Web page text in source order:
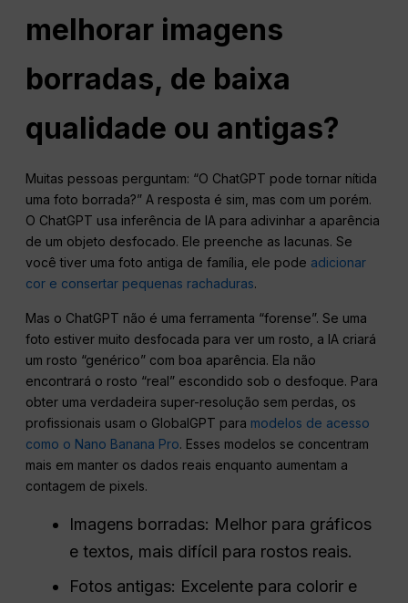
melhorar imagens
borradas, de baixa
qualidade ou antigas?
Muitas pessoas perguntam: “O ChatGPT pode tornar nítida
uma foto borrada?” A resposta é sim, mas com um porém.
O ChatGPT usa inferência de IA para adivinhar a aparência
de um objeto desfocado. Ele preenche as lacunas. Se
você tiver uma foto antiga de família, ele pode adicionar
cor e consertar pequenas rachaduras.
Mas o ChatGPT não é uma ferramenta “forense”. Se uma
foto estiver muito desfocada para ver um rosto, a IA criará
um rosto “genérico” com boa aparência. Ela não
encontrará o rosto “real” escondido sob o desfoque. Para
obter uma verdadeira super-resolução sem perdas, os
profissionais usam o GlobalGPT para modelos de acesso
como o Nano Banana Pro. Esses modelos se concentram
mais em manter os dados reais enquanto aumentam a
contagem de pixels.
Imagens borradas: Melhor para gráficos
e textos, mais difícil para rostos reais.
Fotos antigas: Excelente para colorir e